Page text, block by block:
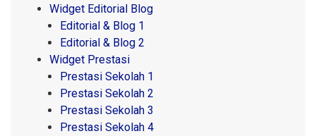
Widget Editorial Blog
Editorial & Blog 1
Editorial & Blog 2
Widget Prestasi
Prestasi Sekolah 1
Prestasi Sekolah 2
Prestasi Sekolah 3
Prestasi Sekolah 4